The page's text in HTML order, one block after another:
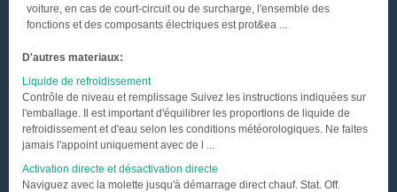
voiture, en cas de court-circuit ou de surcharge, l'ensemble des
fonctions et des composants électriques est prot&ea ...
D'autres materiaux:
Liquide de refroidissement
Contrôle de niveau et remplissage Suivez les instructions indiquées sur
l'emballage. Il est important d'équilibrer les proportions de liquide de
refroidissement et d'eau selon les conditions météorologiques. Ne faites
jamais l'appoint uniquement avec de l ...
Activation directe et désactivation directe
Naviguez avec la molette jusqu'à démarrage direct chauf. Stat. Off.